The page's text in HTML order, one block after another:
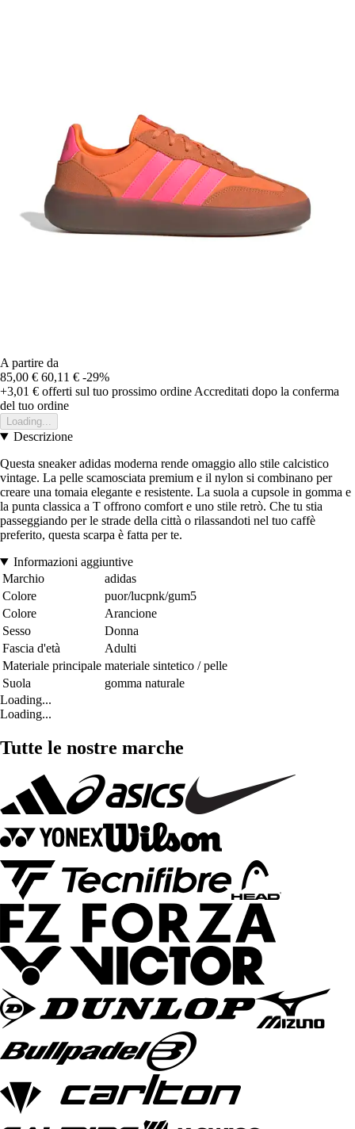
A partire da
85,00 € 60,11 € -29%
+3,01 € offerti sul tuo prossimo ordine Accreditati dopo la conferma
del tuo ordine
Loading...
Descrizione
Questa sneaker adidas moderna rende omaggio allo stile calcistico
vintage. La pelle scamosciata premium e il nylon si combinano per
creare una tomaia elegante e resistente. La suola a cupsole in gomma e
la punta classica a T offrono comfort e uno stile retrò. Che tu stia
passeggiando per le strade della città o rilassandoti nel tuo caffè
preferito, questa scarpa è fatta per te.
Informazioni aggiuntive
Marchio
adidas
Colore
puor/lucpnk/gum5
Colore
Arancione
Sesso
Donna
Fascia d'età
Adulti
Materiale principale materiale sintetico / pelle
Suola
gomma naturale
Loading...
Loading...
Tutte le nostre marche